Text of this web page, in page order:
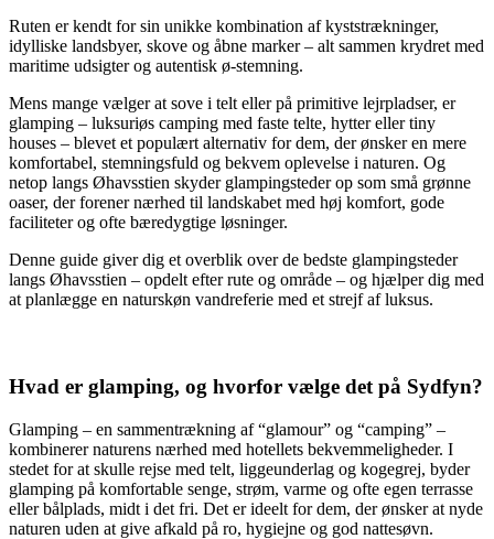
Ruten er kendt for sin unikke kombination af kyststrækninger,
idylliske landsbyer, skove og åbne marker – alt sammen krydret med
maritime udsigter og autentisk ø-stemning.
Mens mange vælger at sove i telt eller på primitive lejrpladser, er
glamping – luksuriøs camping med faste telte, hytter eller tiny
houses – blevet et populært alternativ for dem, der ønsker en mere
komfortabel, stemningsfuld og bekvem oplevelse i naturen. Og
netop langs Øhavsstien skyder glampingsteder op som små grønne
oaser, der forener nærhed til landskabet med høj komfort, gode
faciliteter og ofte bæredygtige løsninger.
Denne guide giver dig et overblik over de bedste glampingsteder
langs Øhavsstien – opdelt efter rute og område – og hjælper dig med
at planlægge en naturskøn vandreferie med et strejf af luksus.
Hvad er glamping, og hvorfor vælge det på Sydfyn?
Glamping – en sammentrækning af “glamour” og “camping” –
kombinerer naturens nærhed med hotellets bekvemmeligheder. I
stedet for at skulle rejse med telt, liggeunderlag og kogegrej, byder
glamping på komfortable senge, strøm, varme og ofte egen terrasse
eller bålplads, midt i det fri. Det er ideelt for dem, der ønsker at nyde
naturen uden at give afkald på ro, hygiejne og god nattesøvn.